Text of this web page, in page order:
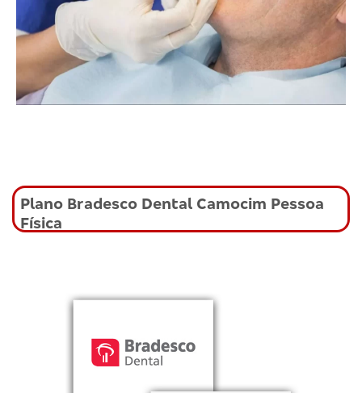
Plano Bradesco Dental Camocim Pessoa
Física